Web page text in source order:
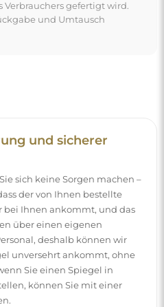
können Sie mit einer
und die Lieferung
liegt bei Ihnen.
jedes Raumes bieten wir